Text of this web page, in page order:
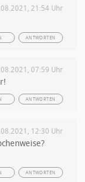
21:54 Uhr
ANTWORTEN
07:59 Uhr
ANTWORTEN
12:30 Uhr
ANTWORTEN